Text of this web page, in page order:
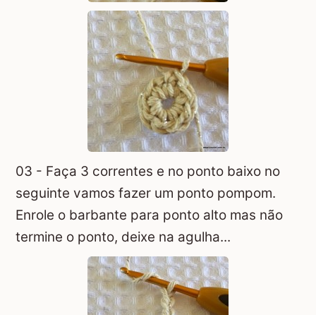
03 - Faça 3 correntes e no ponto baixo no
seguinte vamos fazer um ponto pompom.
Enrole o barbante para ponto alto mas não
termine o ponto, deixe na agulha...